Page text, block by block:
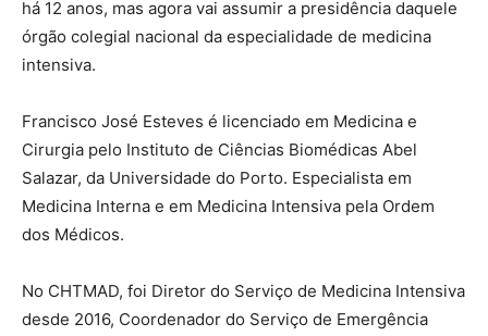
há 12 anos, mas agora vai assumir a presidência daquele
órgão colegial nacional da especialidade de medicina
intensiva.
Francisco José Esteves é licenciado em Medicina e
Cirurgia pelo Instituto de Ciências Biomédicas Abel
Salazar, da Universidade do Porto. Especialista em
Medicina Interna e em Medicina Intensiva pela Ordem
dos Médicos.
No CHTMAD, foi Diretor do Serviço de Medicina Intensiva
desde 2016, Coordenador do Serviço de Emergência